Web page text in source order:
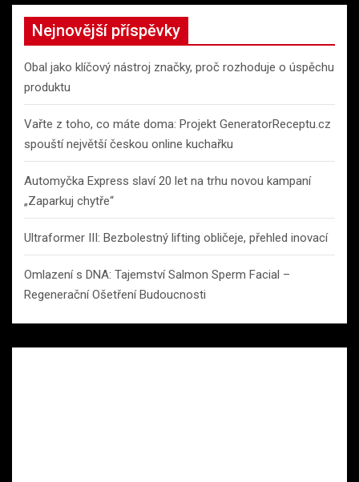
Nejnovější příspěvky
Obal jako klíčový nástroj značky, proč rozhoduje o úspěchu
produktu
Vařte z toho, co máte doma: Projekt GeneratorReceptu.cz
spouští největší českou online kuchařku
Automyčka Express slaví 20 let na trhu novou kampaní
„Zaparkuj chytře“
Ultraformer III: Bezbolestný lifting obličeje, přehled inovací
Omlazení s DNA: Tajemství Salmon Sperm Facial –
Regenerační Ošetření Budoucnosti